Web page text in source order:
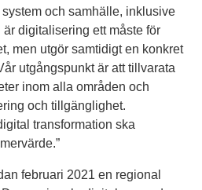
och samhälle, inklusive
digitalisering ett måste för
men utgör samtidigt en konkret
utgångspunkt är att tillvarata
inom alla områden och
och tillgänglighet.
transformation ska
februari 2021 en regional